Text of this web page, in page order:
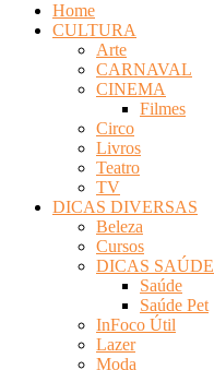
INFOCO
Home
CULTURA
Arte
CARNAVAL
CINEMA
Filmes
Circo
Livros
Teatro
TV
DICAS DIVERSAS
Beleza
Cursos
DICAS SAÚDE
Saúde
Saúde Pet
InFoco Útil
Lazer
Moda